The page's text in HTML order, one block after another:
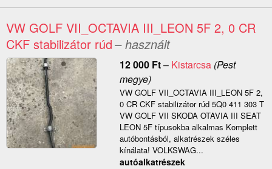
VW GOLF VII_OCTAVIA III_LEON 5F 2, 0 CR
CKF stabilizátor rúd– használt
12 000 Ft– Kistarcsa(Pest
megye)
VW GOLF VII_OCTAVIA III_LEON 5F 2,
0 CR CKF stabilizátor rúd 5Q0 411 303 T
VW GOLF VII SKODA OTAVIA III SEAT
LEON 5F típusokba alkalmas Komplett
autóbontásból, alkatrészek széles
kínálata! VOLKSWAG...
autóalkatrészek